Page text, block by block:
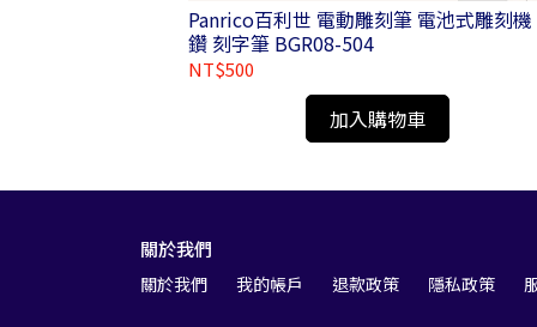
Panrico百利世 電動雕刻筆 電池式雕刻機
鑽 刻字筆 BGR08-504
NT$500
加入購物車
關於我們
關於我們 我的帳戶 退款政策 隱私政策